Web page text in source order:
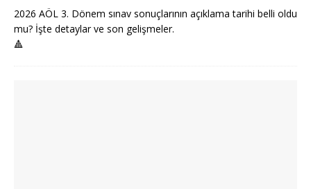
2026 AÖL 3. Dönem sınav sonuçlarının açıklama tarihi belli oldu
mu? İşte detaylar ve son gelişmeler.
🔺